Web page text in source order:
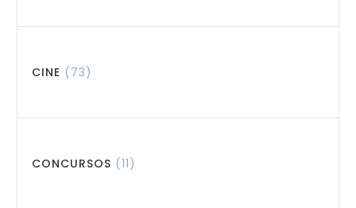
CINE (73)
CONCURSOS (11)